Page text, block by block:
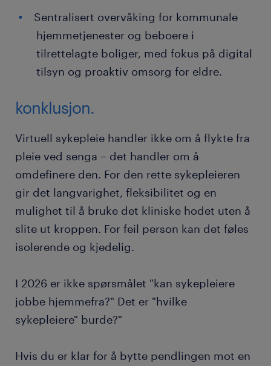
Sentralisert overvåking for kommunale
hjemmetjenester og beboere i
tilrettelagte boliger, med fokus på digital
tilsyn og proaktiv omsorg for eldre.
konklusjon.
Virtuell sykepleie handler ikke om å flykte fra
pleie ved senga – det handler om å
omdefinere den. For den rette sykepleieren
gir det langvarighet, fleksibilitet og en
mulighet til å bruke det kliniske hodet uten å
slite ut kroppen. For feil person kan det føles
isolerende og kjedelig.
I 2026 er ikke spørsmålet "kan sykepleiere
jobbe hjemmefra?" Det er "hvilke
sykepleiere" burde?"
Hvis du er klar for å bytte pendlingen mot en